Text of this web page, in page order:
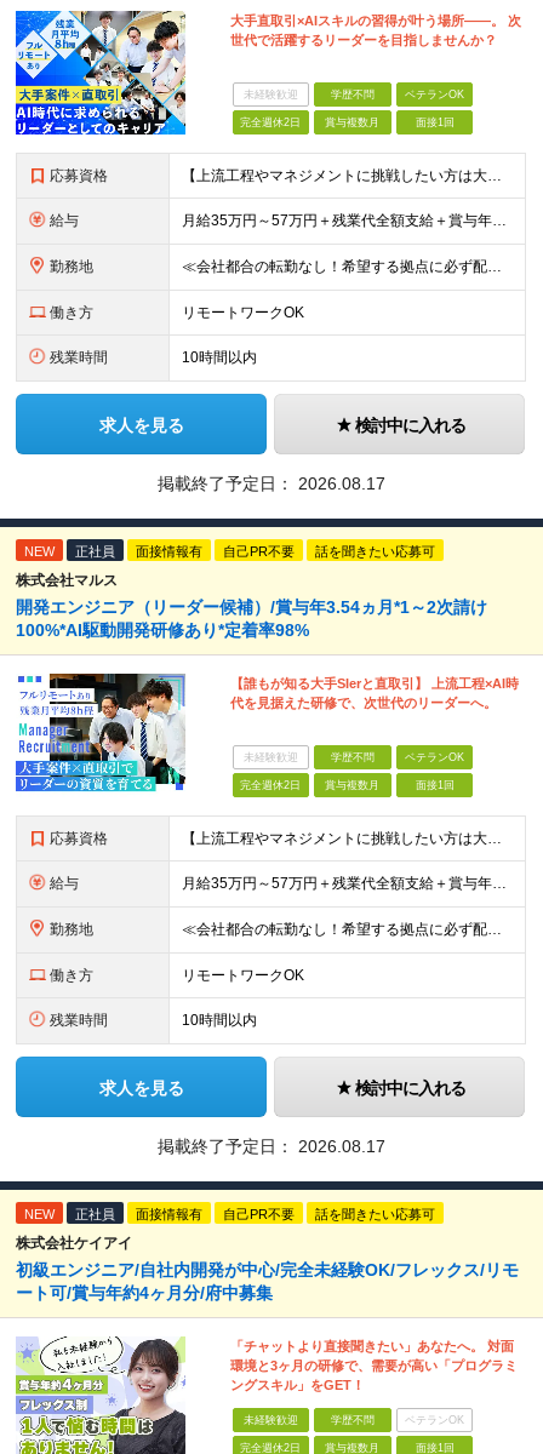
大手直取引×AIスキルの習得が叶う場所――。 次
世代で活躍するリーダーを目指しませんか？
未経験歓迎 学歴不問 ベテランOK
完全週休2日 賞与複数月 面接1回
応募資格 【上流工程やマネジメントに挑戦したい方は大歓迎です！】 ★インフラエンジニアとしての実務経験をお持ちの方 ★上記に加え、下記いずれかに該当する方 ・チームのリーダー／サブリーダーの経験をお持ちの方 ・
給与 月給35万円～57万円＋残業代全額支給＋賞与年3.45ヵ月(リーダー経験者) 月給32万円～43万円＋残業代全額支給＋賞与年3.45ヵ月(実務経験者) 入社時想定年収： 490万円～798万円(リー
勤務地 ≪会社都合の転勤なし！希望する拠点に必ず配属します。新潟Uターン・Iターン大歓迎！≫ 首都圏(東京、神奈川、千葉、埼玉)または新潟市、長岡市周辺のお客様先または各拠点での勤務となります。 ■東京支社
働き方 リモートワークOK
残業時間 10時間以内
求人を見る 検討中に入れる
掲載終了予定日： 2026.08.17
NEW 正社員 面接情報有 自己PR不要 話を聞きたい応募可
株式会社マルス
開発エンジニア（リーダー候補）/賞与年3.54ヵ月*1～2次請け
100%*AI駆動開発研修あり*定着率98%
【誰もが知る大手SIerと直取引】 上流工程×AI時
代を見据えた研修で、次世代のリーダーへ。
未経験歓迎 学歴不問 ベテランOK
完全週休2日 賞与複数月 面接1回
応募資格 【上流工程やマネジメントに挑戦したい方は大歓迎です！】 ★開発エンジニアとしての実務経験をお持ちの方 ★上記に加え、下記いずれかに該当する方 ・チームのリーダー／サブリーダーの経験をお持ちの方 ・教育
給与 月給35万円～57万円＋残業代全額支給＋賞与年3.45ヵ月(リーダー経験者) 月給32万円～43万円＋残業代全額支給＋賞与年3.45ヵ月(実務経験者) 入社時想定年収： 490万円～798万円(リー
勤務地 ≪会社都合の転勤なし！希望する拠点に必ず配属します。新潟Uターン・Iターン大歓迎！≫ 首都圏(東京、神奈川、千葉、埼玉)または新潟市、長岡市周辺のお客様先または各拠点での勤務となります。 ■東京支社
働き方 リモートワークOK
残業時間 10時間以内
求人を見る 検討中に入れる
掲載終了予定日： 2026.08.17
NEW 正社員 面接情報有 自己PR不要 話を聞きたい応募可
株式会社ケイアイ
初級エンジニア/自社内開発が中心/完全未経験OK/フレックス/リモ
ート可/賞与年約4ヶ月分/府中募集
「チャットより直接聞きたい」あなたへ。 対面
環境と3ヶ月の研修で、需要が高い「プログラミ
ングスキル」をGET！
未経験歓迎 学歴不問 ベテランOK
完全週休2日 賞与複数月 面接1回